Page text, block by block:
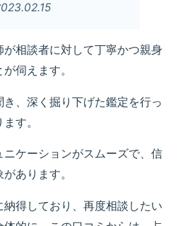
相談者に対して丁寧かつ親身
伺えます。
、深く掘り下げた鑑定を行っ
す。
ケーションがスムーズで、信
あります。
得しており、再度相談したい